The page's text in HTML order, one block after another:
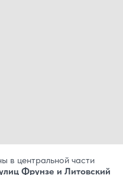
в центральной части
Фрунзе и Литовский